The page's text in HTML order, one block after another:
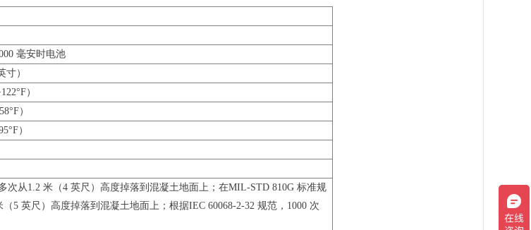
毫安时电池
寸）
）
）
）
次从1.2 米（4 英尺）高度掉落到混凝土地面上；在MIL-STD 810G 标准规
5 英尺）高度掉落到混凝土地面上；根据IEC 60068-2-32 规范，1000 次